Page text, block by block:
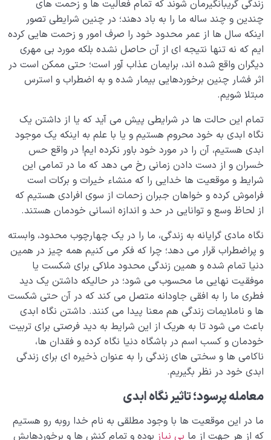
تضاد عرصه رشد؛ تضادها چرا و چگونه مسیر رشد ما را
هموار می کنند؟
کیفیت ورود به آخرت؛ چگونه برای آخرت بهترین آمادگی را
کسب کنیم؟
انسان در مرکز آفرینش 0/9
دیدار جهان غیب 0/9
زندگی گریبانگیرمان شوند که تمام فعالیت ها و زحمت های
چندین و چند ساله ما را به باد دهند؛ در چنین شرایطی تصور
اینکه سال ها از عمر محدود خود را صرف امور و زحمت هایی کرده
ایم که نه تنها نتیجه ای از آن حاصل نشده بلکه مورد بی مهری
دیگران واقع شده اند، برایمان عذاب آور است؛ حتی ممکن است در
اثر فشار چنین برخوردهایی بیمار شده و به اضطراب و استرس
مبتلا شویم.
تمام این حالت ها در شرایطی پیش می آید که یا از داشتن یک
نگاه ابدی به خود محروم هستیم و یا با علم به اینکه یک موجود
ابدی هستیم، آن را در مورد خود باور نکرده ایم! در واقع حس
خسران و از دست دادن زمانی رخ می دهد که ما در تمامی این
شرایط و موقعیت ها خدایی را که منشاء خیرات و برکات است
فراموش کرده و خواهان جبران زحمات از سوی افرادی هستیم که
از لحاظ وسع و توانایی در حد و اندازه انسانی خودمان هستند.
نگاه مادی گرایانه به زندگی، ما را در یک چهارچوب محدود، وابسته
و پراضطراب قرار می دهد؛ چرا که فکر می کنیم همه چیز در همین
دنیا تمام شده و همین زندگی محدود ملاکی برای شکست یا
موفقیت نهایی ما محسوب می شود؛ در حالیکه داشتن یک دید
فطری ما را به افقی جاودانه متصل می کند که در آن حتی شکست
ها و ناملایمات زندگی هم معنا پیدا می کنند. داشتن نگاه ابدی
باعث می شود تا به هریک از این شرایط به دید فرصتی برای تربیت
خودمان و کسب اسم در باشگاه دنیا نگاه کرده و فقدان ها،
ناکامی ها و سختی های زندگی را به عنوان ذخیره ای برای زندگی
ابدی خود در نظر بگیریم.
معامله پرسود؛ تاثیر نگاه ابدی
ما در این موقعیت ها با وجود مطلقی به نام خدا روبه رو هستیم
که از هر جهت از ما بی نیاز بوده و تمام کنش ها و برخوردهایش